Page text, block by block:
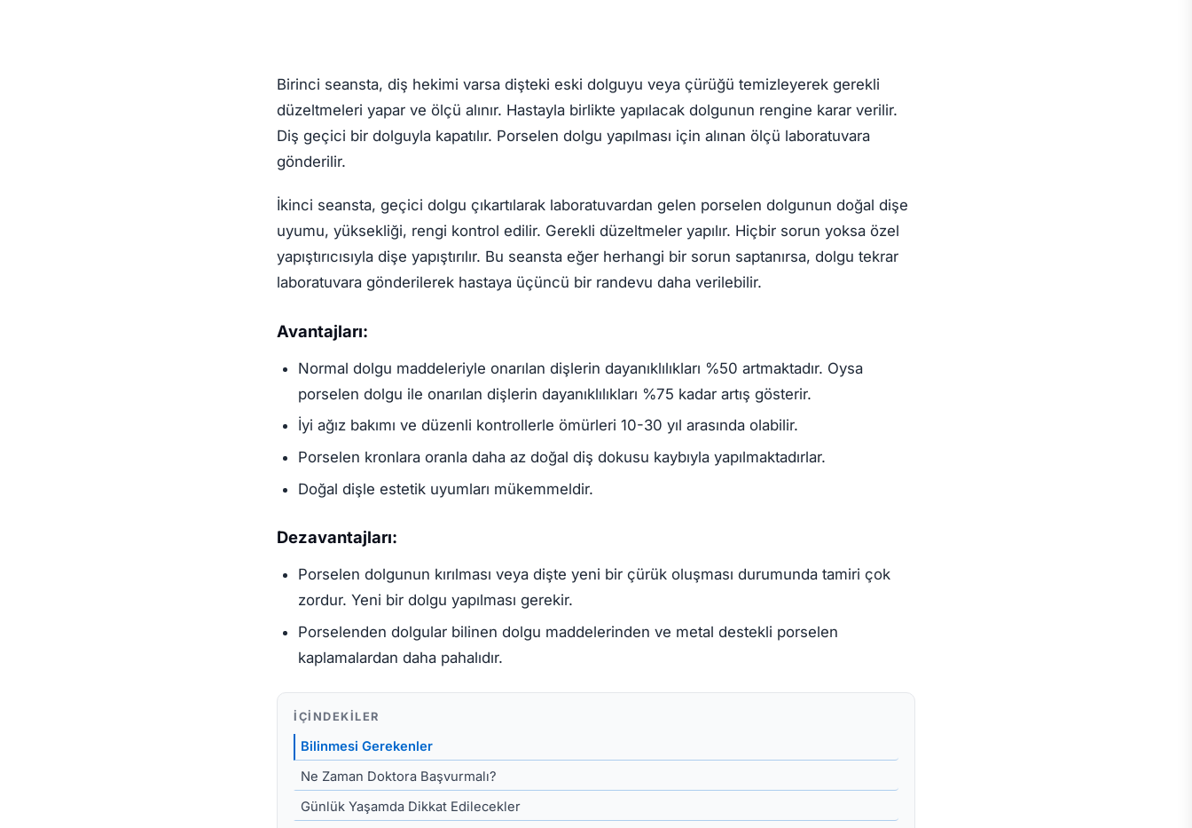
Birinci seansta, diş hekimi varsa dişteki eski dolguyu veya çürüğü temizleyerek gerekli
düzeltmeleri yapar ve ölçü alınır. Hastayla birlikte yapılacak dolgunun rengine karar verilir.
Diş geçici bir dolguyla kapatılır. Porselen dolgu yapılması için alınan ölçü laboratuvara
gönderilir.
İkinci seansta, geçici dolgu çıkartılarak laboratuvardan gelen porselen dolgunun doğal dişe
uyumu, yüksekliği, rengi kontrol edilir. Gerekli düzeltmeler yapılır. Hiçbir sorun yoksa özel
yapıştırıcısıyla dişe yapıştırılır. Bu seansta eğer herhangi bir sorun saptanırsa, dolgu tekrar
laboratuvara gönderilerek hastaya üçüncü bir randevu daha verilebilir.
Avantajları:
Normal dolgu maddeleriyle onarılan dişlerin dayanıklılıkları %50 artmaktadır. Oysa
porselen dolgu ile onarılan dişlerin dayanıklılıkları %75 kadar artış gösterir.
İyi ağız bakımı ve düzenli kontrollerle ömürleri 10-30 yıl arasında olabilir.
Porselen kronlara oranla daha az doğal diş dokusu kaybıyla yapılmaktadırlar.
Doğal dişle estetik uyumları mükemmeldir.
Dezavantajları:
Porselen dolgunun kırılması veya dişte yeni bir çürük oluşması durumunda tamiri çok
zordur. Yeni bir dolgu yapılması gerekir.
Porselenden dolgular bilinen dolgu maddelerinden ve metal destekli porselen
kaplamalardan daha pahalıdır.
İÇINDEKILER
Bilinmesi Gerekenler
Ne Zaman Doktora Başvurmalı?
Günlük Yaşamda Dikkat Edilecekler